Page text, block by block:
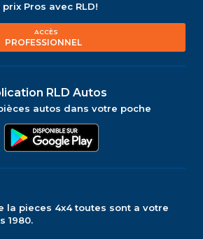
Pros avec RLD!
ACCÈS
PROFESSIONNEL
RLD Autos
autos dans votre poche
la pieces 4x4 toutes sont a votre
1980.